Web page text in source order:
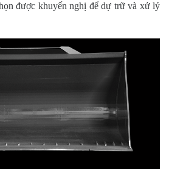
được khuyến nghị để dự trữ và xử lý